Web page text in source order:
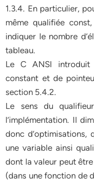
1.3.4. En particulier,
même qualifiée
indiquer le nombre
tableau.
Le C ANSI introduit
constant et de
section 5.4.2.
Le sens du
l’implémentation. Il
donc d’optimisations,
une variable ainsi
dont la valeur peut
(dans une fonction de